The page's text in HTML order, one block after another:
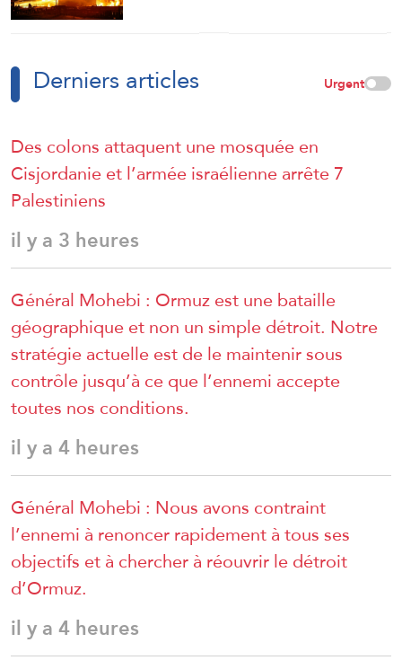
Derniers articles Urgent
Des colons attaquent une mosquée en
Cisjordanie et l’armée israélienne arrête 7
Palestiniens
il y a 3 heures
Général Mohebi : Ormuz est une bataille
géographique et non un simple détroit. Notre
stratégie actuelle est de le maintenir sous
contrôle jusqu’à ce que l’ennemi accepte
toutes nos conditions.
il y a 4 heures
Général Mohebi : Nous avons contraint
l’ennemi à renoncer rapidement à tous ses
objectifs et à chercher à réouvrir le détroit
d’Ormuz.
il y a 4 heures